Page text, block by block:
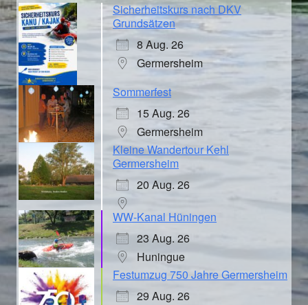
Sicherheitskurs nach DKV
Grundsätzen
8 Aug. 26
Germersheim
Sommerfest
15 Aug. 26
Germersheim
Kleine Wandertour Kehl
Germersheim
20 Aug. 26
WW-Kanal Hüningen
23 Aug. 26
Huningue
Festumzug 750 Jahre Germersheim
29 Aug. 26